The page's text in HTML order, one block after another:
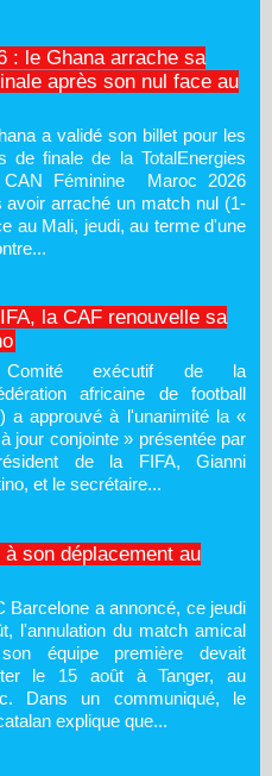
: le Ghana arrache sa
après son nul face au
a validé son billet pour les
de finale de la TotalEnergies
CAN Féminine Maroc 2026
avoir arraché un match nul (1-
au Mali, jeudi, au terme d'une
la CAF renouvelle sa
exécutif de la
africaine de football
a approuvé à l'unanimité la «
jour conjointe » présentée par
de la FIFA, Gianni
et le secrétaire...
son déplacement au
Barcelone a annoncé, ce jeudi
l'annulation du match amical
équipe première devait
le 15 août à Tanger, au
Dans un communiqué, le
explique que...